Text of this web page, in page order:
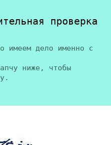
проверка
имеем дело именно с
ниже, чтобы